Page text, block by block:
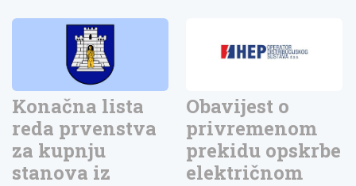
Konačna lista
reda prvenstva
za kupnju
stanova iz
Obavijest o
privremenom
prekidu opskrbe
električnom